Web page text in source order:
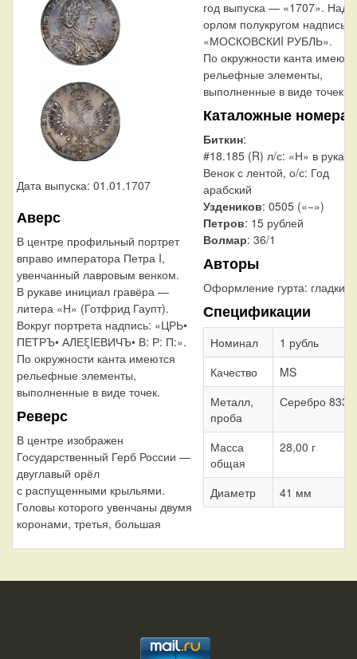
Дата выпуска: 01.01.1707
Аверс
В центре профильный портрет
вправо императора Петра I,
увенчанный лавровым венком.
В рукаве инициал гравёра —
литера «Н» (Готфрид Гаупт).
Вокруг портрета надпись: «ЦРЬ•
ПЕТРЪ• АЛЕξIЕВИЧЪ• В: Р: П:».
По окружности канта имеются
рельефные элементы,
выполненные в виде точек.
Реверс
В центре изображен
Государственный Герб России —
двуглавый орёл
с распущенными крыльями.
Головы которого увенчаны двумя
коронами, третья, большая
год выпуска — «1707». Над
орлом полукругом надпись:
«МОСКОВСКИI РУБЛЬ».
По окружности канта
рельефные элементы,
выполненные в виде точек.
Каталожные номера
Биткин:
#18.185 (R) л/с: «Н» в
Венок с лентой, о/с: Год
арабский
Уздеников: 0505 («−»)
Петров: 15 рублей
Волмар: 36/1
Авторы
Оформление гурта: гладкий
Спецификации
Номинал
1 рубль
Качество
MS
Металл,
проба
Серебро 833
Масса
общая
28,00 г
Диаметр 41 мм